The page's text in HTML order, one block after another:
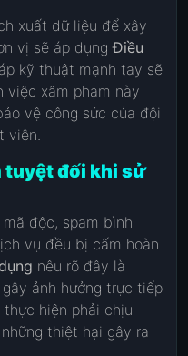
xuất dữ liệu để xây
vị sẽ áp dụngĐiều
kỹ thuật mạnh tay sẽ
việc xâm phạm này
vệ công sức của đội
viên.
tuyệt đối khi sử
độc, spam bình
vụ đều bị cấm hoàn
nêu rõ đây là
ảnh hưởng trực tiếp
hiện phải chịu
thiệt hại gây ra